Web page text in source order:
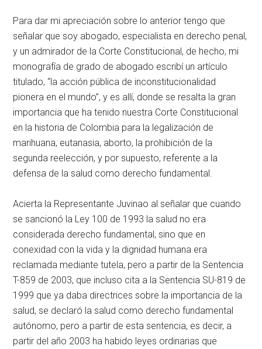
Para dar mi apreciación sobre lo anterior tengo que
señalar que soy abogado, especialista en derecho penal,
y un admirador de la Corte Constitucional, de hecho, mi
monografía de grado de abogado escribí un artículo
titulado, “la acción pública de inconstitucionalidad
pionera en el mundo”, y es allí, donde se resalta la gran
importancia que ha tenido nuestra Corte Constitucional
en la historia de Colombia para la legalización de
marihuana, eutanasia, aborto, la prohibición de la
segunda reelección, y por supuesto, referente a la
defensa de la salud como derecho fundamental.
Acierta la Representante Juvinao al señalar que cuando
se sancionó la Ley 100 de 1993 la salud no era
considerada derecho fundamental, sino que en
conexidad con la vida y la dignidad humana era
reclamada mediante tutela, pero a partir de la Sentencia
T-859 de 2003, que incluso cita a la Sentencia SU-819 de
1999 que ya daba directrices sobre la importancia de la
salud, se declaró la salud como derecho fundamental
autónomo, pero a partir de esta sentencia, es decir, a
partir del año 2003 ha habido leyes ordinarias que